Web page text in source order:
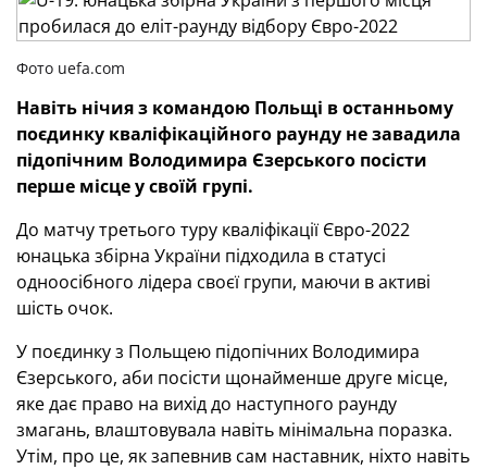
Фото uefa.com
Навіть нічия з командою Польщі в останньому
поєдинку кваліфікаційного раунду не завадила
підопічним Володимира Єзерського посісти
перше місце у своїй групі.
До матчу третього туру кваліфікації Євро-2022
юнацька збірна України підходила в статусі
одноосібного лідера своєї групи, маючи в активі
шість очок.
У поєдинку з Польщею підопічних Володимира
Єзерського, аби посісти щонайменше друге місце,
яке дає право на вихід до наступного раунду
змагань, влаштовувала навіть мінімальна поразка.
Утім, про це, як запевнив сам наставник, ніхто навіть